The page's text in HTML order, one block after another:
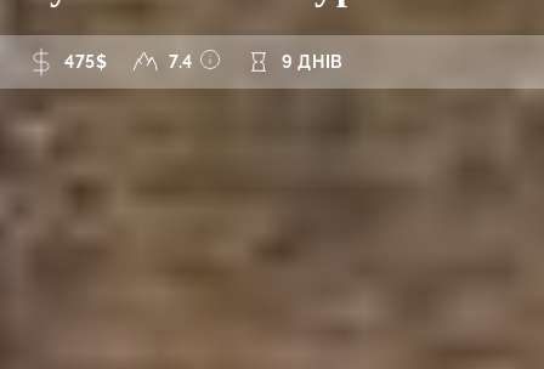
475$ 7.4 9 ДНІВ